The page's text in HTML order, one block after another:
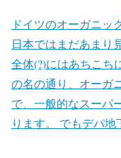
ドイツのオーガニッ
日本ではまだあまり
全体(?)にはあちこち
の名の通り、オーガ
で、一般的なスーパ
ります。 でもデパ地